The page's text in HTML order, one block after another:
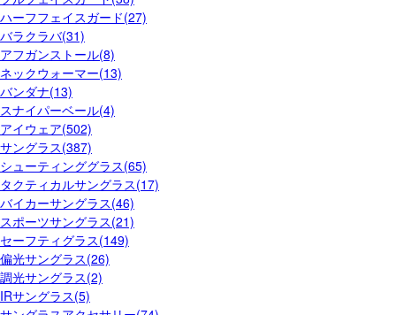
ハーフフェイスガード(27)
バラクラバ(31)
アフガンストール(8)
ネックウォーマー(13)
バンダナ(13)
スナイパーベール(4)
アイウェア(502)
サングラス(387)
シューティンググラス(65)
タクティカルサングラス(17)
バイカーサングラス(46)
スポーツサングラス(21)
セーフティグラス(149)
偏光サングラス(26)
調光サングラス(2)
IRサングラス(5)